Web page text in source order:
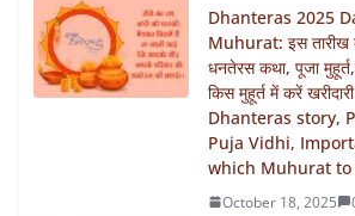
Dhanteras 2025
Muhurat: इस तारीख
धनतेरस कथा, पूजा
किस मुहूर्त में करें
Dhanteras story,
Puja Vidhi,
which Muhurat to
October 18, 2025